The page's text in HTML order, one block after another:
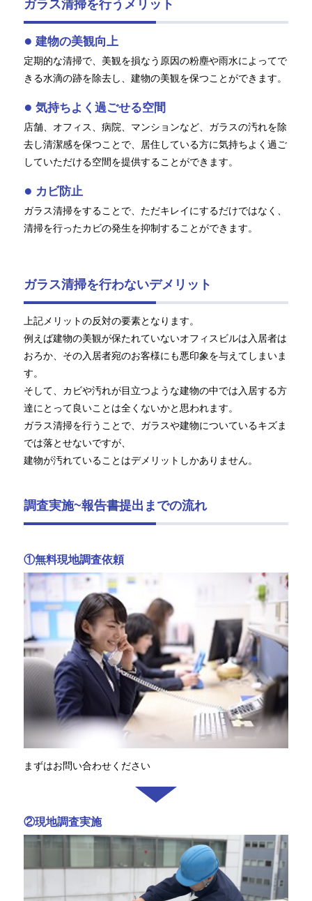
ガラス清掃を行うメリット
建物の美観向上
定期的な清掃で、美観を損なう原因の粉塵や雨水によってで
きる水滴の跡を除去し、建物の美観を保つことができます。
気持ちよく過ごせる空間
店舗、オフィス、病院、マンションなど、ガラスの汚れを除
去し清潔感を保つことで、居住している方に気持ちよく過ご
していただける空間を提供することができます。
カビ防止
ガラス清掃をすることで、ただキレイにするだけではなく、
清掃を行ったカビの発生を抑制することができます。
ガラス清掃を行わないデメリット
上記メリットの反対の要素となります。
例えば建物の美観が保たれていないオフィスビルは入居者は
おろか、その入居者宛のお客様にも悪印象を与えてしまいま
す。
そして、カビや汚れが目立つような建物の中では入居する方
達にとって良いことは全くないかと思われます。
ガラス清掃を行うことで、ガラスや建物についているキズま
では落とせないですが、
建物が汚れていることはデメリットしかありません。
調査実施~報告書提出までの流れ
①無料現地調査依頼
まずはお問い合わせください
②現地調査実施